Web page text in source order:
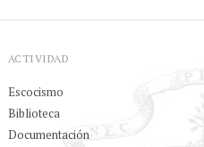
ACTIVIDAD
Escocismo
Biblioteca
Documentación